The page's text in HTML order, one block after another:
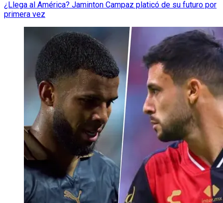
¿Llega al América? Jaminton Campaz platicó de su futuro por
primera vez